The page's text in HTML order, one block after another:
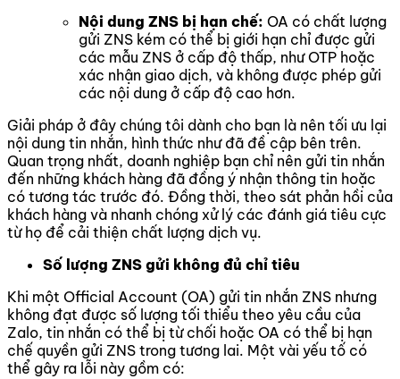
Nội dung ZNS bị hạn chế: OA có chất lượng
gửi ZNS kém có thể bị giới hạn chỉ được gửi
các mẫu ZNS ở cấp độ thấp, như OTP hoặc
xác nhận giao dịch, và không được phép gửi
các nội dung ở cấp độ cao hơn.
Giải pháp ở đây chúng tôi dành cho bạn là nên tối ưu lại
nội dung tin nhắn, hình thức như đã đề cập bên trên.
Quan trọng nhất, doanh nghiệp bạn chỉ nên gửi tin nhắn
đến những khách hàng đã đồng ý nhận thông tin hoặc
có tương tác trước đó. Đồng thời, theo sát phản hồi của
khách hàng và nhanh chóng xử lý các đánh giá tiêu cực
từ họ để cải thiện chất lượng dịch vụ.
Số lượng ZNS gửi không đủ chỉ tiêu
Khi một Official Account (OA) gửi tin nhắn ZNS nhưng
không đạt được số lượng tối thiểu theo yêu cầu của
Zalo, tin nhắn có thể bị từ chối hoặc OA có thể bị hạn
chế quyền gửi ZNS trong tương lai. Một vài yếu tố có
thể gây ra lỗi này gồm có: